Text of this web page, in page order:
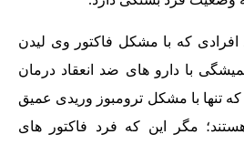
افرادی که با مشکل فاکتور وی لیدن
با دارو های ضد انعقاد درمان
تنها با مشکل ترومبوز وریدی عمیق
مگر این که فرد فاکتور های